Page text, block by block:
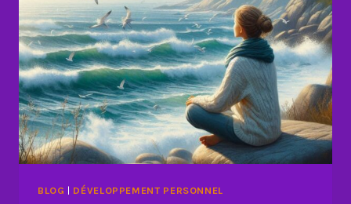
BLOG | DÉVELOPPEMENT PERSONNEL